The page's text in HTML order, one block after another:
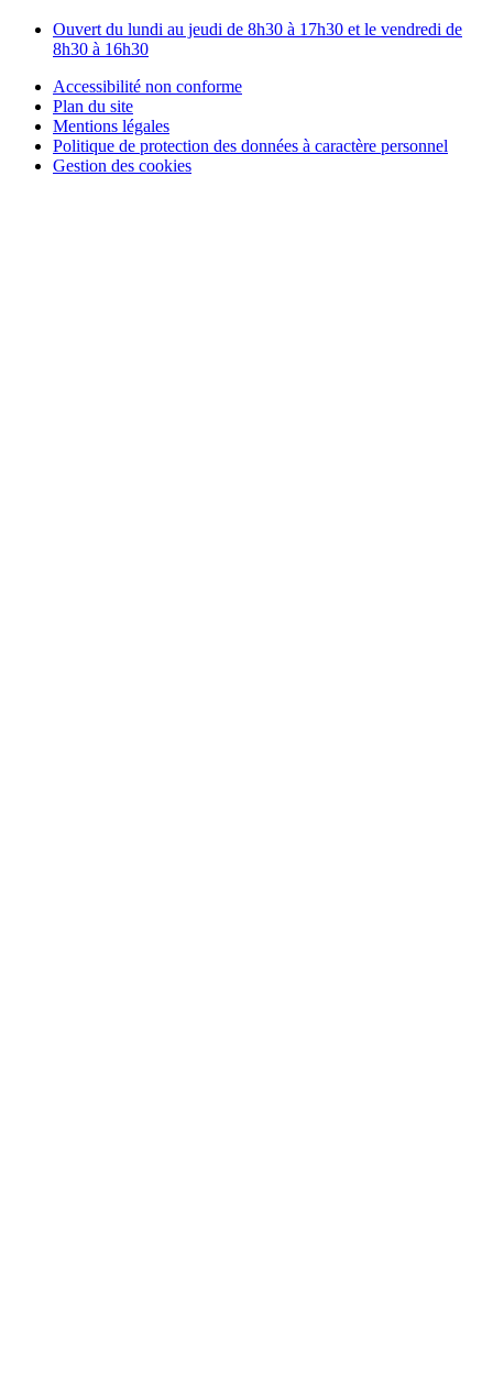
Ouvert du lundi au jeudi de 8h30 à 17h30 et le vendredi de
8h30 à 16h30
Accessibilité non conforme
Plan du site
Mentions légales
Politique de protection des données à caractère personnel
Gestion des cookies